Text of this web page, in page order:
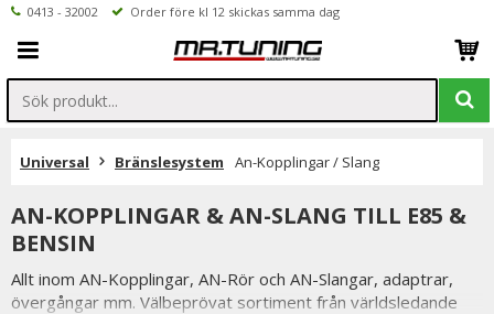
0413 - 32002 Order före kl 12 skickas samma dag
Universal Bränslesystem An-Kopplingar / Slang
AN-KOPPLINGAR & AN-SLANG TILL E85 &
BENSIN
Allt inom AN-Kopplingar, AN-Rör och AN-Slangar, adaptrar,
övergångar mm. Välbeprövat sortiment från världsledande